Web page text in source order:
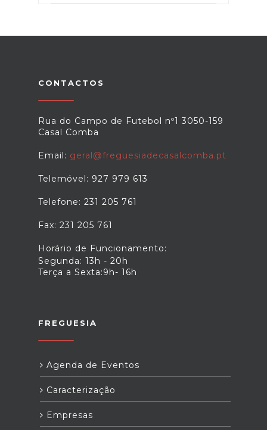
CONTACTOS
Rua do Campo de Futebol nº1 3050-159
Casal Comba
Email: geral@freguesiadecasalcomba.pt
Telemóvel: 927 979 613
Telefone: 231 205 761
Fax: 231 205 761
Horário de Funcionamento:
Segunda: 13h - 20h
Terça a Sexta:9h- 16h
FREGUESIA
Agenda de Eventos
Caracterização
Empresas